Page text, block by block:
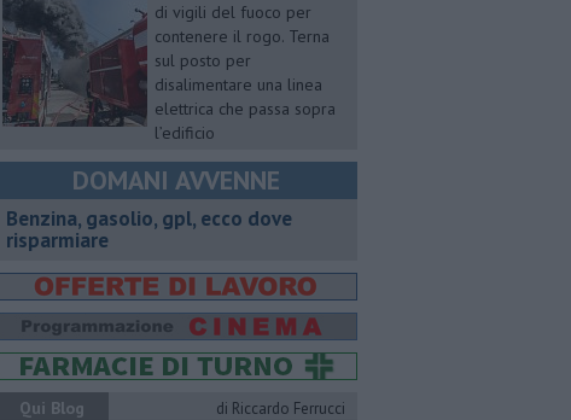
di vigili del fuoco per
contenere il rogo. Terna
sul posto per
disalimentare una linea
elettrica che passa sopra
l’edificio
DOMANI AVVENNE
​Benzina, gasolio, gpl, ecco dove
risparmiare
Qui Blog
di Riccardo Ferrucci